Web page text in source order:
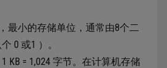
最小的存储单位，通常由8个二
0 或1 ）。
1 KB = 1,024 字节。在计算机存储